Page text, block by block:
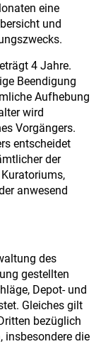
eine
und
4 Jahre.
Beendigung
Aufhebung
wird
Vorgängers.
entscheidet
der
anwesend
des
gestellten
Depot- und
Gleiches gilt
bezüglich
insbesondere die